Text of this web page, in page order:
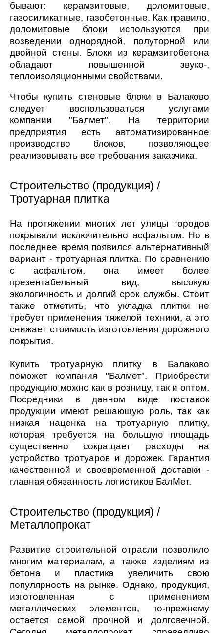
бывают: керамзитовые, доломитовые,
газосиликатные, газобетонные. Как правило,
доломитовые блоки используются при
возведении однорядной, полуторной или
двойной стены. Блоки из керамзитобетона
обладают повышенной звуко-,
теплоизоляционными свойствами.
Чтобы купить стеновые блоки в Балаково
следует воспользоваться услугами
компании "Балмет". На территории
предприятия есть автоматизированное
производство блоков, позволяющее
реализовывать все требования заказчика.
Строительство (продукция) /
Тротуарная плитка
На протяжении многих лет улицы городов
покрывали исключительно асфальтом. Но в
последнее время появился альтернативный
вариант - тротуарная плитка. По сравнению
с асфальтом, она имеет более
презентабельный вид, высокую
экологичность и долгий срок службы. Стоит
также отметить, что укладка плитки не
требует применения тяжелой техники, а это
снижает стоимость изготовления дорожного
покрытия.
Купить тротуарную плитку в Балаково
поможет компания "Балмет". Приобрести
продукцию можно как в розницу, так и оптом.
Посредники в данном виде поставок
продукции имеют решающую роль, так как
низкая наценка на тротуарную плитку,
которая требуется на большую площадь
существенно сокращает расходы на
устройство тротуаров и дорожек. Гарантия
качественной и своевременной доставки -
главная обязанность логистиков БалМет.
Строительство (продукция) /
Металлопрокат
Развитие строительной отрасли позволило
многим материалам, а также изделиям из
бетона и пластика увеличить свою
популярность на рынке. Однако, продукция,
изготовленная с применением
металлических элементов, по-прежнему
остается самой прочной и долговечной.